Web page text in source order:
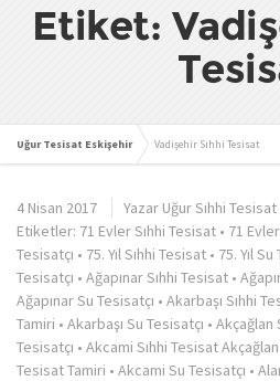
Etiket:
Uğur Tesisat Eskişehir Vadişehir Sıhhi Tesisat
4 Nisan 2017 Yazar Uğur Sıhhi Tesisat
Etiketler: 71 Evler Sıhhi Tesisat • 71
Tesisatçı • 75. Yıl Sıhhi Tesisat • 75. Yıl
Tesisatçı • Ağapınar Sıhhi Tesisat •
Ağapınar Su Tesisatçı • Akarbaşı Sıhhi
Tamiri • Akarbaşı Su Tesisatçı • Akçağlan
Tesisatçı • Akcami Sıhhi Tesisat
Tesisat Tamiri • Akcami Su Tesisatçı •